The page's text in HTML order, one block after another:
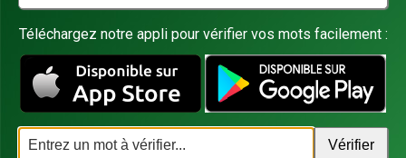
Téléchargez notre appli pour vérifier vos mots facilement :